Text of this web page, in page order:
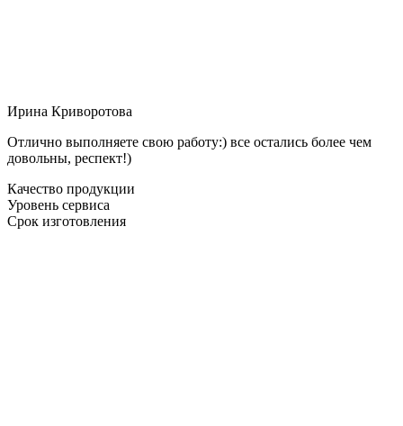
Ирина Криворотова
Отлично выполняете свою работу:) все остались более чем
довольны, респект!)
Качество продукции
Уровень сервиса
Срок изготовления